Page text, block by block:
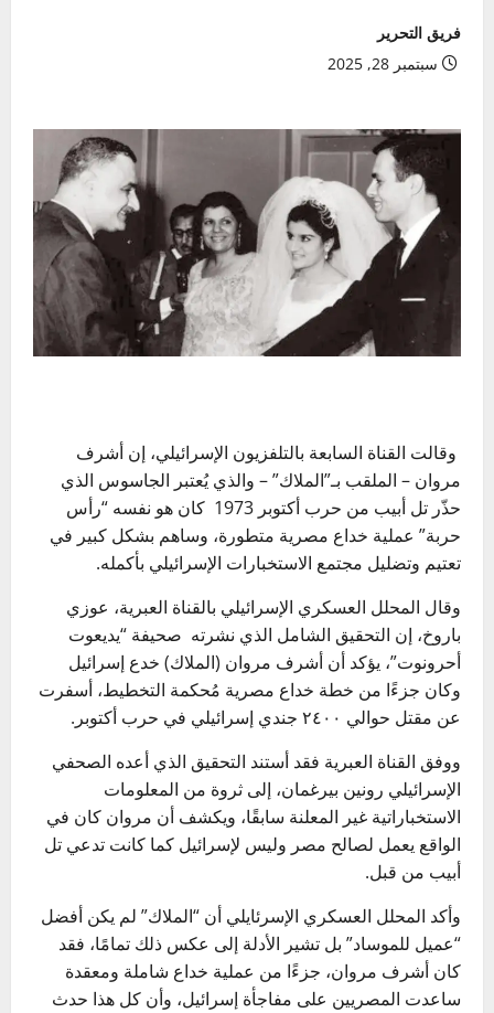
فريق التحرير
سبتمبر 28, 2025
وقالت القناة السابعة بالتلفزيون الإسرائيلي، إن أشرف
مروان – الملقب بـ”الملاك” – والذي يُعتبر الجاسوس الذي
حذّر تل أبيب من حرب أكتوبر 1973 كان هو نفسه “رأس
حربة” عملية خداع مصرية متطورة، وساهم بشكل كبير في
تعتيم وتضليل مجتمع الاستخبارات الإسرائيلي بأكمله.
وقال المحلل العسكري الإسرائيلي بالقناة العبرية، عوزي
باروخ، إن التحقيق الشامل الذي نشرته صحيفة “يديعوت
أحرونوت”، يؤكد أن أشرف مروان (الملاك) خدع إسرائيل
وكان جزءًا من خطة خداع مصرية مُحكمة التخطيط، أسفرت
عن مقتل حوالي ٢٤٠٠ جندي إسرائيلي في حرب أكتوبر.
ووفق القناة العبرية فقد أستند التحقيق الذي أعده الصحفي
الإسرائيلي رونين بيرغمان، إلى ثروة من المعلومات
الاستخباراتية غير المعلنة سابقًا، ويكشف أن مروان كان في
الواقع يعمل لصالح مصر وليس لإسرائيل كما كانت تدعي تل
أبيب من قبل.
وأكد المحلل العسكري الإسرئايلي أن “الملاك” لم يكن أفضل
“عميل للموساد” بل تشير الأدلة إلى عكس ذلك تمامًا، فقد
كان أشرف مروان، جزءًا من عملية خداع شاملة ومعقدة
ساعدت المصريين على مفاجأة إسرائيل، وأن كل هذا حدث